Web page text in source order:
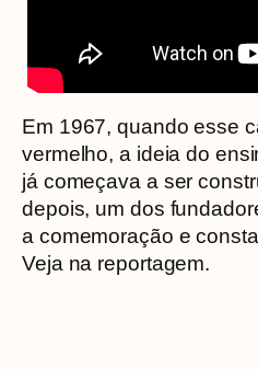
Em 1967, quando esse
vermelho, a ideia do
já começava a ser
depois, um dos
a comemoração e
Veja na reportagem.